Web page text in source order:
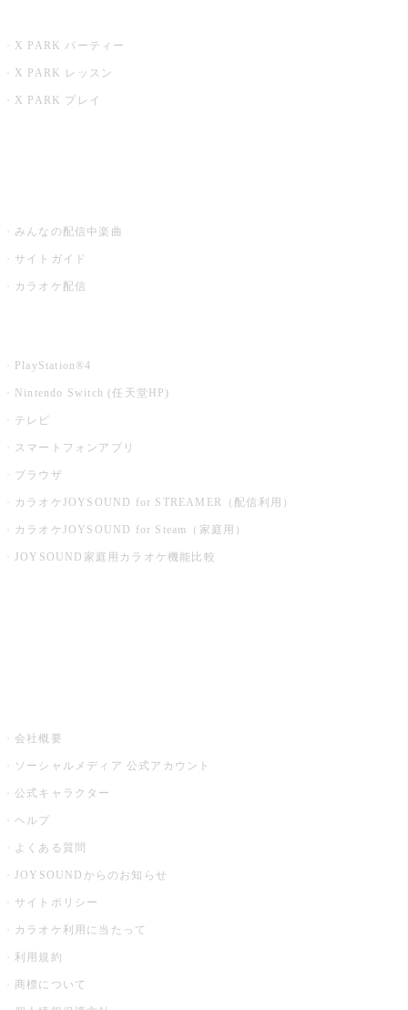
X PARK パーティー
X PARK レッスン
X PARK プレイ
みんなの配信中楽曲
サイトガイド
カラオケ配信
PlayStation®4
Nintendo Switch (任天堂HP)
テレビ
スマートフォンアプリ
ブラウザ
カラオケJOYSOUND for STREAMER（配信利用）
カラオケJOYSOUND for Steam（家庭用）
JOYSOUND家庭用カラオケ機能比較
会社概要
ソーシャルメディア 公式アカウント
公式キャラクター
ヘルプ
よくある質問
JOYSOUNDからのお知らせ
サイトポリシー
カラオケ利用に当たって
利用規約
商標について